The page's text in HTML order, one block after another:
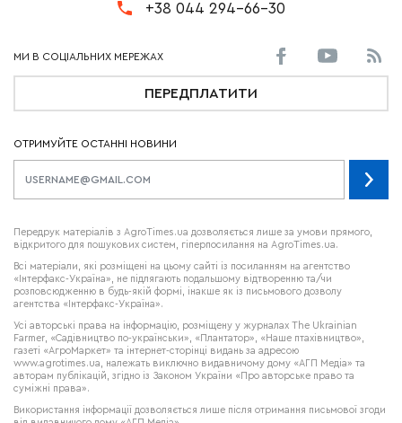
+38 044 294-66-30
ПЕРЕДПЛАТИТИ
ОТРИМУЙТЕ ОСТАННІ НОВИНИ
Передрук матеріалів з AgroTimes.ua дозволяється лише за умови прямого,
відкритого для пошукових систем, гіперпосилання на AgroTimes.ua.
Всі матеріали, які розміщені на цьому сайті із посиланням на агентство
«Інтерфакс-Україна», не підлягають подальшому відтворенню та/чи
розповсюдженню в будь-якій формі, інакше як із письмового дозволу
агентства «Інтерфакс-Україна».
Усі авторські права на інформацію, розміщену у журналах The Ukrainian
Farmer, «Садівництво по-українськи», «Плантатор», «Наше птахівництво»,
газеті «АгроМаркет» та інтернет-сторінці видань за адресою
www.agrotimes.ua, належать виключно видавничому дому «АГП Медіа» та
авторам публікацій, згідно із Законом України «Про авторське право та
суміжні права».
Використання інформації дозволяється лише після отримання письмової згоди